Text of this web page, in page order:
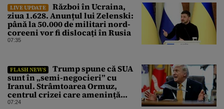
LIVE UPDATE
Război în Ucraina,
ziua 1.628. Anunțul lui Zelenski:
până la 50.000 de militari nord-
coreeni vor fi dislocați în Rusia
07:35
FLASH NEWS
Trump spune că SUA
sunt în „semi-negocieri” cu
Iranul. Strâmtoarea Ormuz,
centrul crizei care amenință
piața mondială a petrolului
07:24